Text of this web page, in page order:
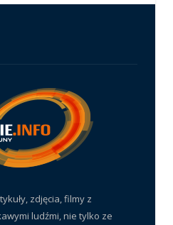
zdjęcia, filmy z
ludźmi, nie tylko ze